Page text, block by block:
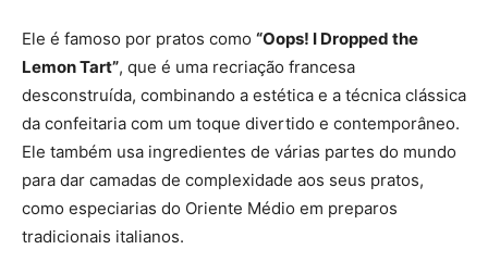
Ele é famoso por pratos como “Oops! I Dropped the
Lemon Tart”, que é uma recriação francesa
desconstruída, combinando a estética e a técnica clássica
da confeitaria com um toque divertido e contemporâneo.
Ele também usa ingredientes de várias partes do mundo
para dar camadas de complexidade aos seus pratos,
como especiarias do Oriente Médio em preparos
tradicionais italianos.